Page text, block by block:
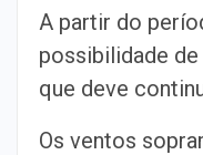
A partir do
possibilidade
que deve
Os ventos